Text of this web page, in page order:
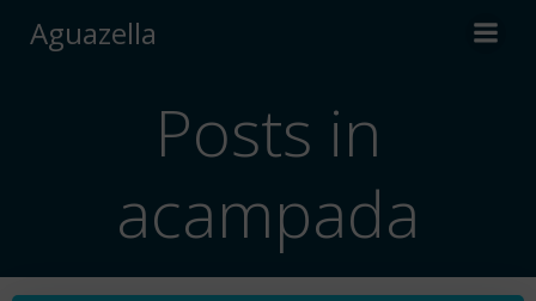
Aguazella
Posts in
acampada